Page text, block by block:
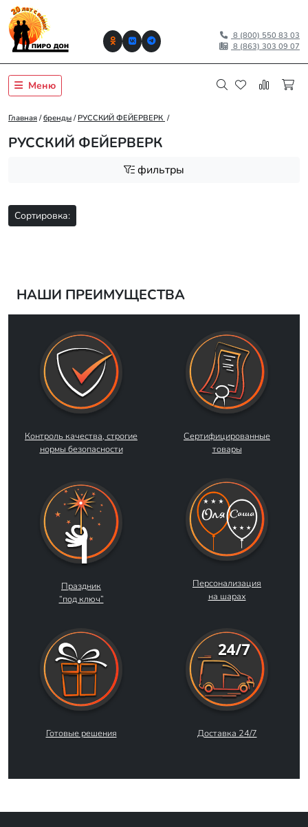
8 (800) 550 83 03
8 (863) 303 09 07
Меню
Главная /бренды / РУССКИЙ ФЕЙЕРВЕРК /
РУССКИЙ ФЕЙЕРВЕРК
фильтры
Сортировка:
НАШИ ПРЕИМУЩЕСТВА
Контроль качества, строгие
нормы безопасности
Сертифицированные
товары
Праздник
“под ключ”
Персонализация
на шарах
Готовые решения Доставка 24/7